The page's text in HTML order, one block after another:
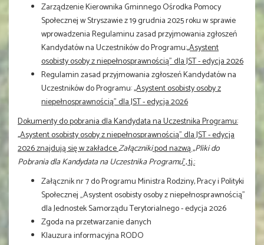
Zarządzenie Kierownika Gminnego Ośrodka Pomocy
Społecznej w Stryszawie z 19 grudnia 2025 roku w sprawie
wprowadzenia Regulaminu zasad przyjmowania zgłoszeń
Kandydatów na Uczestników do Programu:,,Asystent
osobisty osoby z niepełnosprawnością" dla JST - edycja 2026
Regulamin zasad przyjmowania zgłoszeń Kandydatów na
Uczestników do Programu: ,,Asystent osobisty osoby z
niepełnosprawnością" dla JST - edycja 2026
Dokumenty do pobrania dla Kandydata na Uczestnika Programu:
,,Asystent osobisty osoby z niepełnosprawnością" dla JST - edycja
2026 znajdują się w zakładceZałącznikipod nazwą ,,Pliki do
Pobrania dla Kandydata na Uczestnika Programu", tj.:
Załącznik nr 7 do Programu Ministra Rodziny, Pracy i Polityki
Społecznej „Asystent osobisty osoby z niepełnosprawnością”
dla Jednostek Samorządu Terytorialnego - edycja 2026
Zgoda na przetwarzanie danych
Klauzura informacyjna RODO